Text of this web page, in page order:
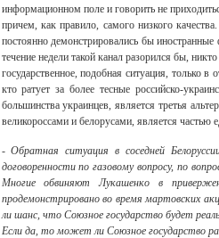
информационном поле и говорить не
причем, как правило, самого низкого
постоянно демонстрировались бы
течение недели такой канал разорился бы,
государственное, подобная ситуация, только
кто ратует за более тесные российско-
большинства украинцев, является третья
великороссами и белорусами, является частью
- Обратная ситуация в соседней
договоренности по газовому вопросу, по
Многие обвиняют Лукашенко в
продемонстрировано во время мартовских
ли шанс, что Союзное государство будет
Если да, то может ли Союзное государство